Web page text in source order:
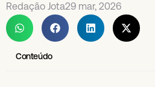
Redação Jota29 mar, 2026
Conteúdo